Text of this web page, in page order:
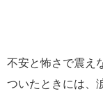
不安と怖さで震え
ついたときには、